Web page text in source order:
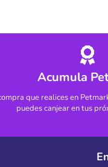
Acumula
que realices en
puedes canjear en tus